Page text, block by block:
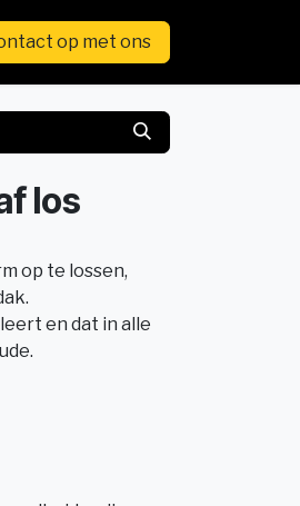
op met ons
los
op te lossen,
en dat in alle